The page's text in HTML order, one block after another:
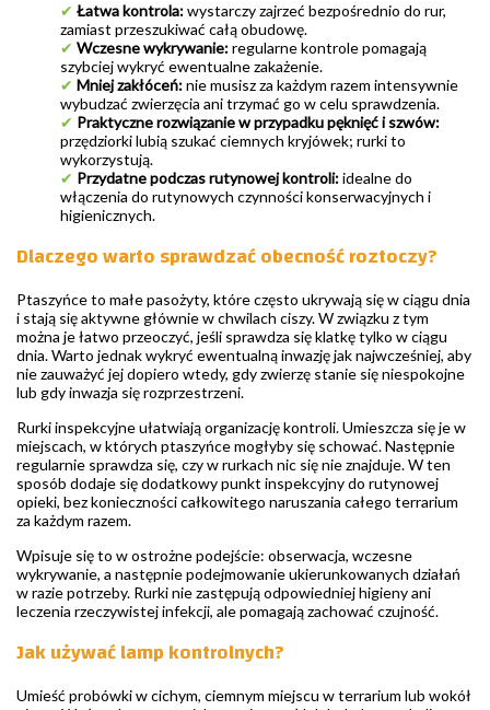
✔ Łatwa kontrola:wystarczy zajrzeć bezpośrednio do rur,
zamiast przeszukiwać całą obudowę.
✔ Wczesne wykrywanie:regularne kontrole pomagają
szybciej wykryć ewentualne zakażenie.
✔ Mniej zakłóceń:nie musisz za każdym razem intensywnie
wybudzać zwierzęcia ani trzymać go w celu sprawdzenia.
✔ Praktyczne rozwiązanie w przypadku pęknięć i szwów:
przędziorki lubią szukać ciemnych kryjówek; rurki to
wykorzystują.
✔ Przydatne podczas rutynowej kontroli:idealne do
włączenia do rutynowych czynności konserwacyjnych i
higienicznych.
Dlaczego warto sprawdzać obecność roztoczy?
Ptaszyńce to małe pasożyty, które często ukrywają się w ciągu dnia
i stają się aktywne głównie w chwilach ciszy. W związku z tym
można je łatwo przeoczyć, jeśli sprawdza się klatkę tylko w ciągu
dnia. Warto jednak wykryć ewentualną inwazję jak najwcześniej, aby
nie zauważyć jej dopiero wtedy, gdy zwierzę stanie się niespokojne
lub gdy inwazja się rozprzestrzeni.
Rurki inspekcyjne ułatwiają organizację kontroli. Umieszcza się je w
miejscach, w których ptaszyńce mogłyby się schować. Następnie
regularnie sprawdza się, czy w rurkach nic się nie znajduje. W ten
sposób dodaje się dodatkowy punkt inspekcyjny do rutynowej
opieki, bez konieczności całkowitego naruszania całego terrarium
za każdym razem.
Wpisuje się to w ostrożne podejście: obserwacja, wczesne
wykrywanie, a następnie podejmowanie ukierunkowanych działań
w razie potrzeby. Rurki nie zastępują odpowiedniej higieny ani
leczenia rzeczywistej infekcji, ale pomagają zachować czujność.
Jak używać lamp kontrolnych?
Umieść probówki w cichym, ciemnym miejscu w terrarium lub wokół